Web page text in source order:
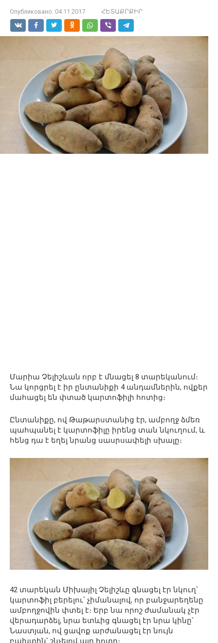
Опубликовано: 04.11.2017 ՀԵՏԱՔՐՔԻՐ
Մարիա Չելիշևան որբ է մնացել 8 տարեկանում։
Նա կորցրել է իր ընտանիքի 4 անդամներին, ովքեր
մահացել են փտած կարտոֆիլի հոտից։
Ընտանիքը, ով Թաթարստանից էր, ամբողջ ձմեռ
պահպանել է կարտոֆիլը իրենց տան նկուղում, և
հենց դա է եղել նրանց սասրսափելի սխալը։
42 տարեկան Միխայիլ Չելիշևը գնացել էր նկուղ՝
կարտոֆիլ բերելու՝ չիմանալով, որ բանջարեղենը
ամբողջովին փտել է։ Երբ նա որոշ ժամանակ չէր
վերադարձել, նրա ետևից գնացել էր նրա կինը՝
Նաստյան, ով ցավոք արժանացել էր նույն
բախտին՝ շնչելով այդ հոտը։